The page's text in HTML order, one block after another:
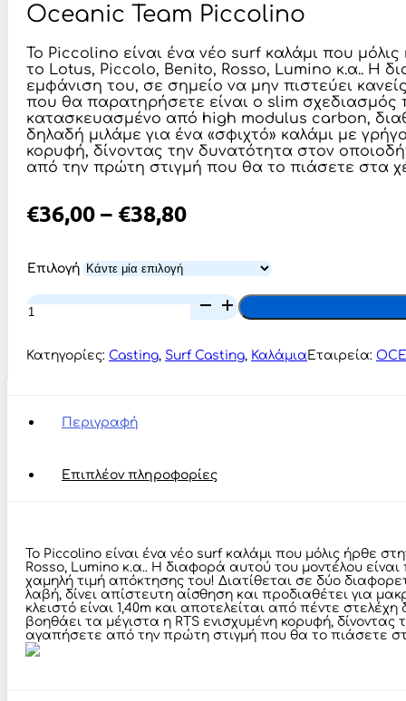
Oceanic Team Piccolino
Το Piccolino είναι ένα νέο surf καλάμι που
το Lotus, Piccolo, Benito, Rosso, Lumino κ.α.. Η
εμφάνιση του, σε σημείο να μην πιστεύει
που θα παρατηρήσετε είναι o slim σχεδιασμός
κατασκευασμένο από high modulus carbon,
δηλαδή μιλάμε για ένα «σφιχτό» καλάμι με
κορυφή, δίνοντας την δυνατότητα στον
από την πρώτη στιγμή που θα το πιάσετε στα
€36,00– €38,80Price
€36,00
Through
Επιλογή
Oceanic
Team
ποσότητα
Κατηγορίες: Casting, Surf Casting, Καλάμια Εταιρεία:
Περιγραφή
Επιπλέον πληροφορίες
Το Piccolino είναι ένα νέο surf καλάμι που μόλις ήρθε
Rosso, Lumino κ.α.. Η διαφορά αυτού του μοντέλου
χαμηλή τιμή απόκτησης του! Διατίθεται σε δύο
λαβή, δίνει απίστευτη αίσθηση και προδιαθέτει για
κλειστό είναι 1,40m και αποτελείται από πέντε
βοηθάει τα μέγιστα η RTS ενισχυμένη κορυφή,
αγαπήσετε από την πρώτη στιγμή που θα το πιάσετε